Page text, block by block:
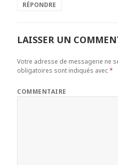
RÉPONDRE
LAISSER UN
Votre adresse de messagerie ne
obligatoires sont indiqués avec*
COMMENTAIRE